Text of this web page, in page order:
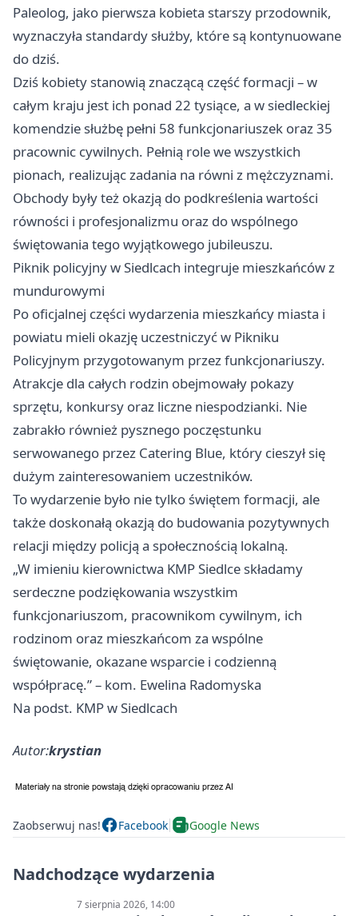
Paleolog, jako pierwsza kobieta starszy przodownik,
wyznaczyła standardy służby, które są kontynuowane
do dziś.
Dziś kobiety stanowią znaczącą część formacji – w
całym kraju jest ich ponad 22 tysiące, a w siedleckiej
komendzie służbę pełni 58 funkcjonariuszek oraz 35
pracownic cywilnych. Pełnią role we wszystkich
pionach, realizując zadania na równi z mężczyznami.
Obchody były też okazją do podkreślenia wartości
równości i profesjonalizmu oraz do wspólnego
świętowania tego wyjątkowego jubileuszu.
Piknik policyjny w Siedlcach integruje mieszkańców z
mundurowymi
Po oficjalnej części wydarzenia mieszkańcy miasta i
powiatu mieli okazję uczestniczyć w Pikniku
Policyjnym przygotowanym przez funkcjonariuszy.
Atrakcje dla całych rodzin obejmowały pokazy
sprzętu, konkursy oraz liczne niespodzianki. Nie
zabrakło również pysznego poczęstunku
serwowanego przez Catering Blue, który cieszył się
dużym zainteresowaniem uczestników.
To wydarzenie było nie tylko świętem formacji, ale
także doskonałą okazją do budowania pozytywnych
relacji między policją a społecznością lokalną.
„W imieniu kierownictwa KMP Siedlce składamy
serdeczne podziękowania wszystkim
funkcjonariuszom, pracownikom cywilnym, ich
rodzinom oraz mieszkańcom za wspólne
świętowanie, okazane wsparcie i codzienną
współpracę.” – kom. Ewelina Radomyska
Na podst. KMP w Siedlcach
Autor:krystian
Zaobserwuj nas! Facebook Google News
Nadchodzące wydarzenia
7 sierpnia 2026, 14:00